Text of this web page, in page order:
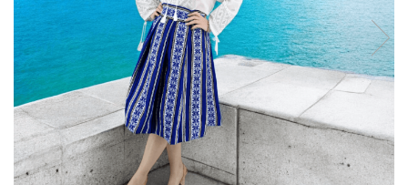
Tricouri
Treninguri
Ii traditionale
Rochii traditionale
Rochii Elegante
Costume populare
Jucarii